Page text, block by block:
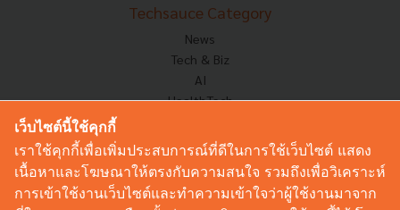
Techsauce Category
News
Tech & Biz
AI
HealthTech
Corp Innov
Saucy Thoughts
Based On
Sustainable
เว็บไซต์นี้ใช้คุกกี้
เราใช้คุกกี้เพื่อเพิ่มประสบการณ์ที่ดีในการใช้เว็บไซต์ แสดง
เนื้อหาและโฆษณาให้ตรงกับความสนใจ รวมถึงเพื่อวิเคราะห์
การเข้าใช้งานเว็บไซต์และทำความเข้าใจว่าผู้ใช้งานมาจาก